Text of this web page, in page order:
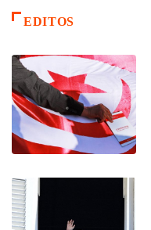
EDITOS